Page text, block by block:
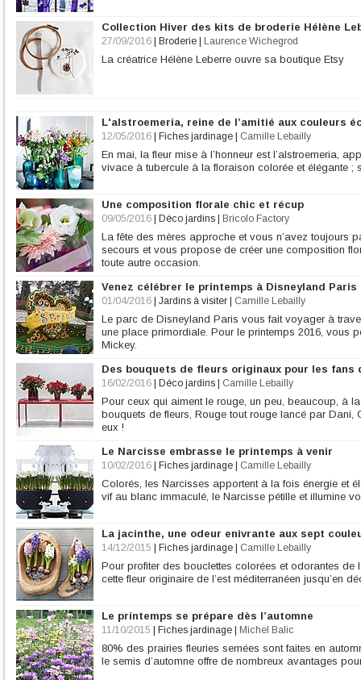
Collection Hiver des kits de broderie Hélène
27/09/2016 Broderie Laurence Wichegrod
La créatrice Hélène Leberre ouvre sa boutique Etsy
L'alstroemeria, reine de l’amitié aux couleurs
12/05/2016 Fiches jardinage Camille Lebailly
En mai, la fleur mise à l’honneur est l’alstroemeria,
vivace à tubercule à la floraison colorée et élégante ;
Une composition florale chic et récup
09/05/2016 Déco jardins Bricolo Factory
La fête des mères approche et vous n’avez toujours
secours et vous propose de créer une composition
toute autre occasion.
Venez célébrer le printemps à Disneyland Paris
01/04/2016 Jardins à visiter Camille Lebailly
Le parc de Disneyland Paris vous fait voyager à
une place primordiale. Pour le printemps 2016, vous
Mickey.
Des bouquets de fleurs originaux pour les fans
16/02/2016 Déco jardins Camille Lebailly
Pour ceux qui aiment le rouge, un peu, beaucoup, à
bouquets de fleurs, Rouge tout rouge lancé par Dani,
eux !
Le Narcisse embrasse le printemps à venir
10/02/2016 Fiches jardinage Camille Lebailly
Colorés, les Narcisses apportent à la fois énergie et
vif au blanc immaculé, le Narcisse pétille et illumine
La jacinthe, une odeur enivrante aux sept
14/12/2015 Fiches jardinage Camille Lebailly
Pour profiter des bouclettes colorées et odorantes
cette fleur originaire de l’est méditerranéen jusqu’en
Le printemps se prépare dès l’automne
11/10/2015 Fiches jardinage Michel Balic
80% des prairies fleuries semées sont faites en
le semis d’automne offre de nombreux avantages